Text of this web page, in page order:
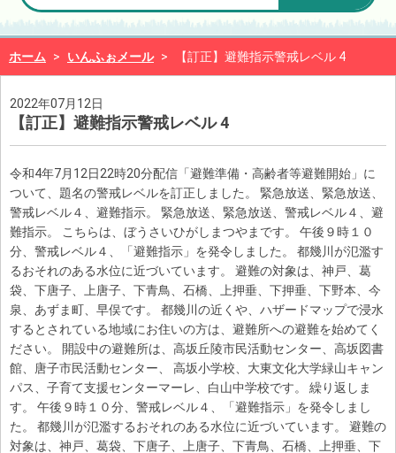
ホーム > いんふぉメール > 【訂正】避難指示警戒レベル 4
2022年07月12日
【訂正】避難指示警戒レベル 4
令和4年7月12日22時20分配信「避難準備・高齢者等避難開始」に
ついて、題名の警戒レベルを訂正しました。 緊急放送、緊急放送、
警戒レベル４、避難指示。 緊急放送、緊急放送、警戒レベル４、避
難指示。 こちらは、ぼうさいひがしまつやまです。 午後９時１０
分、警戒レベル４、「避難指示」を発令しました。 都幾川が氾濫す
るおそれのある水位に近づいています。 避難の対象は、神戸、葛
袋、下唐子、上唐子、下青鳥、石橋、上押垂、下押垂、下野本、今
泉、あずま町、早俣です。 都幾川の近くや、ハザードマップで浸水
するとされている地域にお住いの方は、避難所への避難を始めてく
ださい。 開設中の避難所は、高坂丘陵市民活動センター、高坂図書
館、唐子市民活動センター、 高坂小学校、大東文化大学緑山キャン
パス、子育て支援センターマーレ、白山中学校です。 繰り返しま
す。 午後９時１０分、警戒レベル４、「避難指示」を発令しまし
た。 都幾川が氾濫するおそれのある水位に近づいています。 避難の
対象は、神戸、葛袋、下唐子、上唐子、下青鳥、石橋、上押垂、下